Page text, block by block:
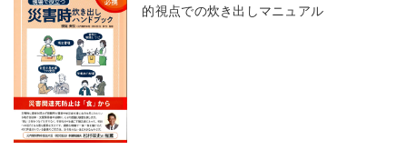
的視点での炊き出しマニュアル